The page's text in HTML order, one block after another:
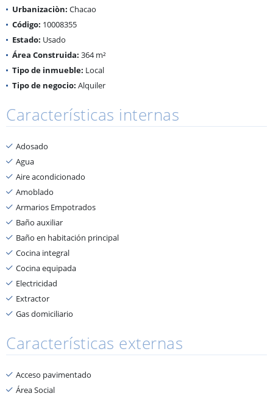
Urbanizaciòn: Chacao
Código: 10008355
Estado: Usado
Área Construida: 364 m²
Tipo de inmueble: Local
Tipo de negocio: Alquiler
Características internas
Adosado
Agua
Aire acondicionado
Amoblado
Armarios Empotrados
Baño auxiliar
Baño en habitación principal
Cocina integral
Cocina equipada
Electricidad
Extractor
Gas domiciliario
Características externas
Acceso pavimentado
Área Social